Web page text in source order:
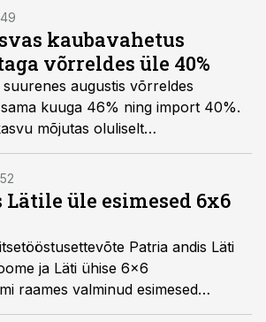
hakata pakkuma sauna
Team OÜ uueks nimeks saab
OÜ.kaubavahetus
võrreldes üle 40%
augustis võrreldes
kuuga 46% ning import 40%.
mõjutas oluliselt
puidu ja puittoodete ekspordi
selgub statistikaameti
üle esimesed 6x6
Patria andis Läti
ja Läti ühise 6x6
raames valminud esimesed
äriüksuse presidendi Jussi